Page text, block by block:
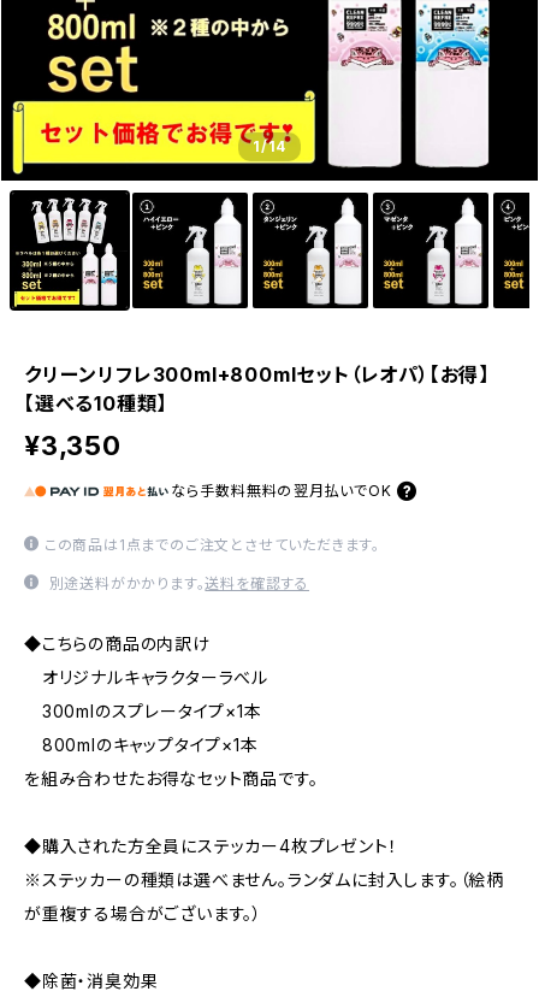
1/14
クリーンリフレ300ml+800mlセット（レオパ）【お得】
【選べる10種類】
¥3,350
なら 手数料無料の 翌月払いでOK
この商品は1点までのご注文とさせていただきます。
別途送料がかかります。送料を確認する
◆こちらの商品の内訳け
オリジナルキャラクターラべル
300mlのスプレータイプ×1本
800mlのキャップタイプ×1本
を組み合わせたお得なセット商品です。
◆購入された方全員にステッカー4枚プレゼント！
※ステッカーの種類は選べません。ランダムに封入します。（絵柄
が重複する場合がございます。）
◆除菌・消臭効果